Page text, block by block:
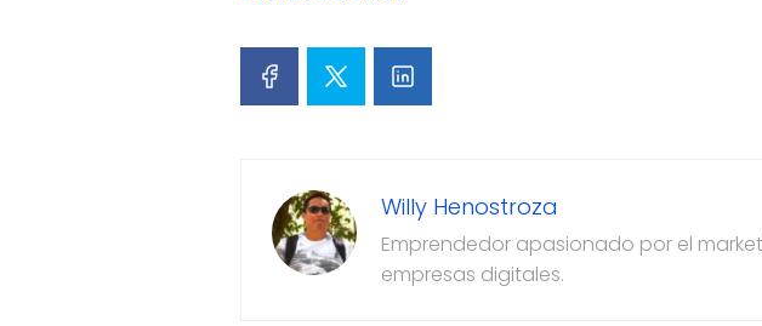
Willy Henostroza
Emprendedor apasionado por el
empresas digitales.